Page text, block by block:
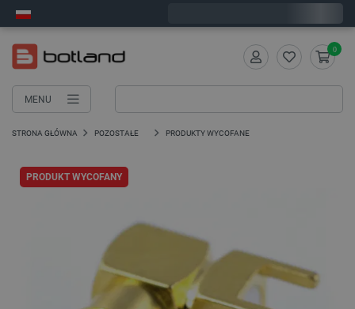
MENU
0
STRONA GŁÓWNA POZOSTAŁE PRODUKTY WYCOFANE
PRODUKT WYCOFANY